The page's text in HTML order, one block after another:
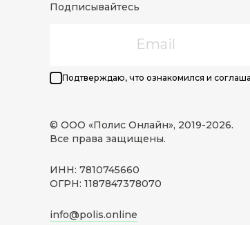
Подписывайтесь
Подтверждаю, что ознакомился и
© ООО «Полис Онлайн», 2019-2026.
Все права защищены.
ИНН: 7810745660
ОГРН: 1187847378070
info@polis.online